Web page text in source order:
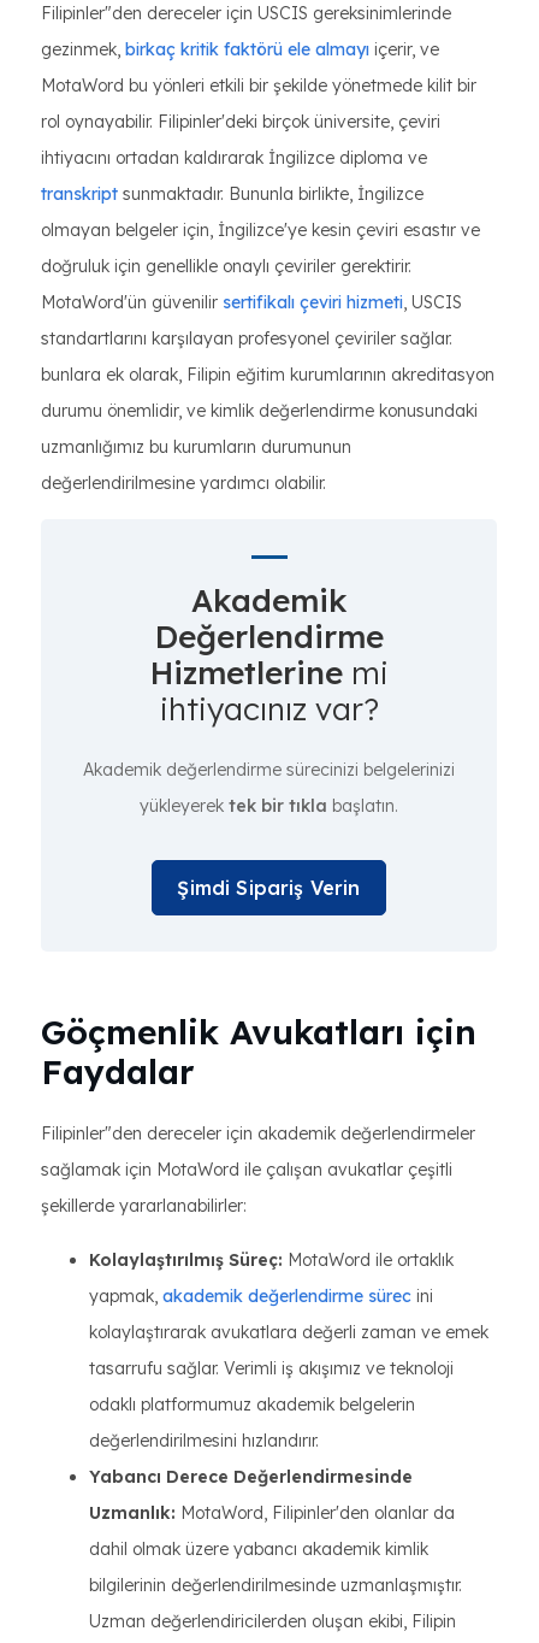
Filipinler"den dereceler için USCIS gereksinimlerinde
gezinmek, birkaç kritik faktörü ele almayı içerir, ve
MotaWord bu yönleri etkili bir şekilde yönetmede kilit bir
rol oynayabilir. Filipinler'deki birçok üniversite, çeviri
ihtiyacını ortadan kaldırarak İngilizce diploma ve
transkript sunmaktadır. Bununla birlikte, İngilizce
olmayan belgeler için, İngilizce'ye kesin çeviri esastır ve
doğruluk için genellikle onaylı çeviriler gerektirir.
MotaWord'ün güvenilir sertifikalı çeviri hizmeti, USCIS
standartlarını karşılayan profesyonel çeviriler sağlar.
bunlara ek olarak, Filipin eğitim kurumlarının akreditasyon
durumu önemlidir, ve kimlik değerlendirme konusundaki
uzmanlığımız bu kurumların durumunun
değerlendirilmesine yardımcı olabilir.
Akademik
Değerlendirme
Hizmetlerinemi
ihtiyacınız var?
Akademik değerlendirme sürecinizi belgelerinizi
yükleyerek tek bir tıkla başlatın.
Şimdi Sipariş Verin
Göçmenlik Avukatları için
Faydalar
Filipinler"den dereceler için akademik değerlendirmeler
sağlamak için MotaWord ile çalışan avukatlar çeşitli
şekillerde yararlanabilirler:
Kolaylaştırılmış Süreç: MotaWord ile ortaklık
yapmak, akademik değerlendirme sürec ini
kolaylaştırarak avukatlara değerli zaman ve emek
tasarrufu sağlar. Verimli iş akışımız ve teknoloji
odaklı platformumuz akademik belgelerin
değerlendirilmesini hızlandırır.
Yabancı Derece Değerlendirmesinde
Uzmanlık: MotaWord, Filipinler'den olanlar da
dahil olmak üzere yabancı akademik kimlik
bilgilerinin değerlendirilmesinde uzmanlaşmıştır.
Uzman değerlendiricilerden oluşan ekibi, Filipin